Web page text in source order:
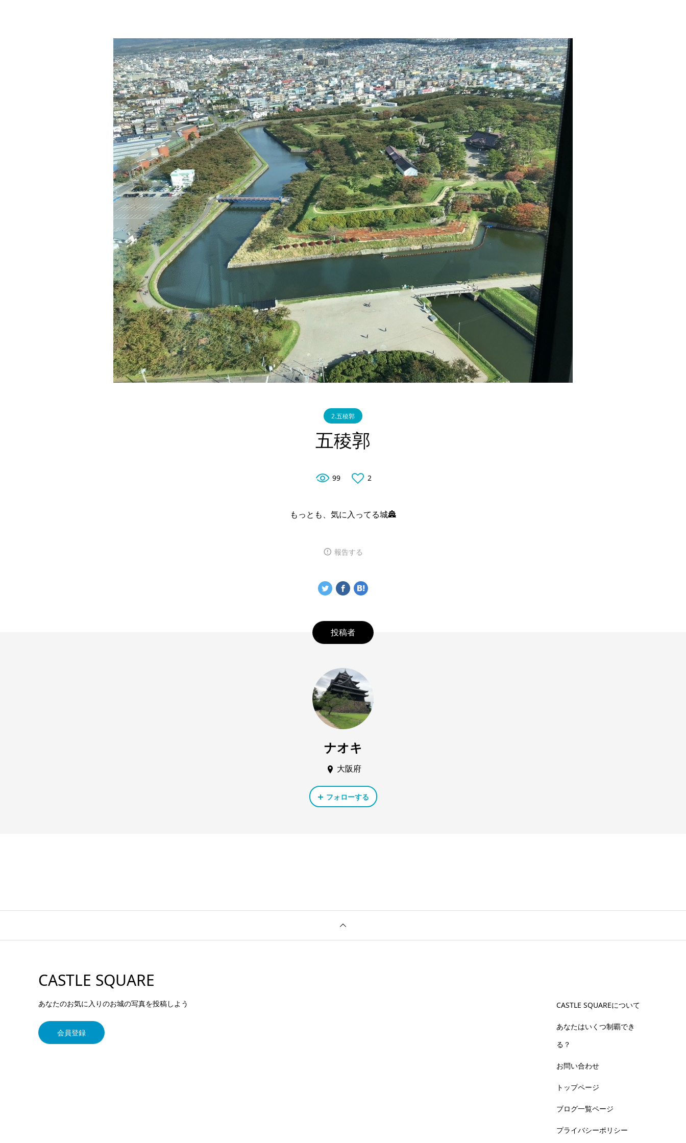
2.五稜郭
五稜郭
99 2
もっとも、気に入ってる城🏯
報告する
投稿者
ナオキ
大阪府
フォローする
CASTLE SQUARE
あなたのお気に入りのお城の写真を投稿しよう
会員登録
CASTLE SQUAREについて
あなたはいくつ制覇でき
る？
お問い合わせ
トップページ
ブログ一覧ページ
プライバシーポリシー